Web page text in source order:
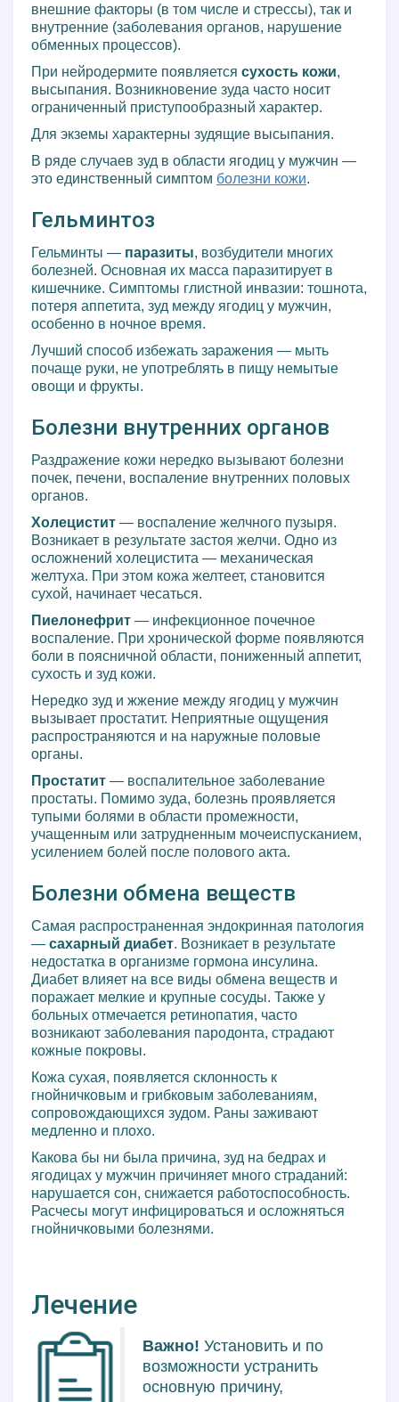
внешние факторы (в том числе и стрессы), так и
внутренние (заболевания органов, нарушение
обменных процессов).
При нейродермите появляется сухость кожи,
высыпания. Возникновение зуда часто носит
ограниченный приступообразный характер.
Для экземы характерны зудящие высыпания.
В ряде случаев зуд в области ягодиц у мужчин —
это единственный симптом болезни кожи.
Гельминтоз
Гельминты — паразиты, возбудители многих
болезней. Основная их масса паразитирует в
кишечнике. Симптомы глистной инвазии: тошнота,
потеря аппетита, зуд между ягодиц у мужчин,
особенно в ночное время.
Лучший способ избежать заражения — мыть
почаще руки, не употреблять в пищу немытые
овощи и фрукты.
Болезни внутренних органов
Раздражение кожи нередко вызывают болезни
почек, печени, воспаление внутренних половых
органов.
Холецистит — воспаление желчного пузыря.
Возникает в результате застоя желчи. Одно из
осложнений холецистита — механическая
желтуха. При этом кожа желтеет, становится
сухой, начинает чесаться.
Пиелонефрит — инфекционное почечное
воспаление. При хронической форме появляются
боли в поясничной области, пониженный аппетит,
сухость и зуд кожи.
Нередко зуд и жжение между ягодиц у мужчин
вызывает простатит. Неприятные ощущения
распространяются и на наружные половые
органы.
Простатит — воспалительное заболевание
простаты. Помимо зуда, болезнь проявляется
тупыми болями в области промежности,
учащенным или затрудненным мочеиспусканием,
усилением болей после полового акта.
Болезни обмена веществ
Самая распространенная эндокринная патология
— сахарный диабет. Возникает в результате
недостатка в организме гормона инсулина.
Диабет влияет на все виды обмена веществ и
поражает мелкие и крупные сосуды. Также у
больных отмечается ретинопатия, часто
возникают заболевания пародонта, страдают
кожные покровы.
Кожа сухая, появляется склонность к
гнойничковым и грибковым заболеваниям,
сопровождающихся зудом. Раны заживают
медленно и плохо.
Какова бы ни была причина, зуд на бедрах и
ягодицах у мужчин причиняет много страданий:
нарушается сон, снижается работоспособность.
Расчесы могут инфицироваться и осложняться
гнойничковыми болезнями.
Лечение
Важно! Установить и по
возможности устранить
основную причину,